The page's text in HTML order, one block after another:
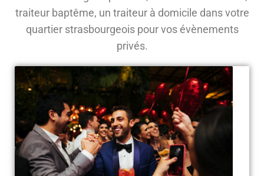
traiteur baptême, un traiteur à domicile dans votre
quartier strasbourgeois pour vos évènements
privés.